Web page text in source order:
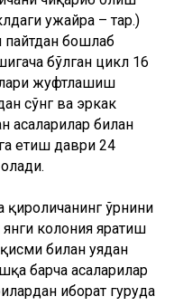
етиш даври 24
ўрнини
колония яратиш
билан уядан
барча асаларилар
иборат гуруҳда